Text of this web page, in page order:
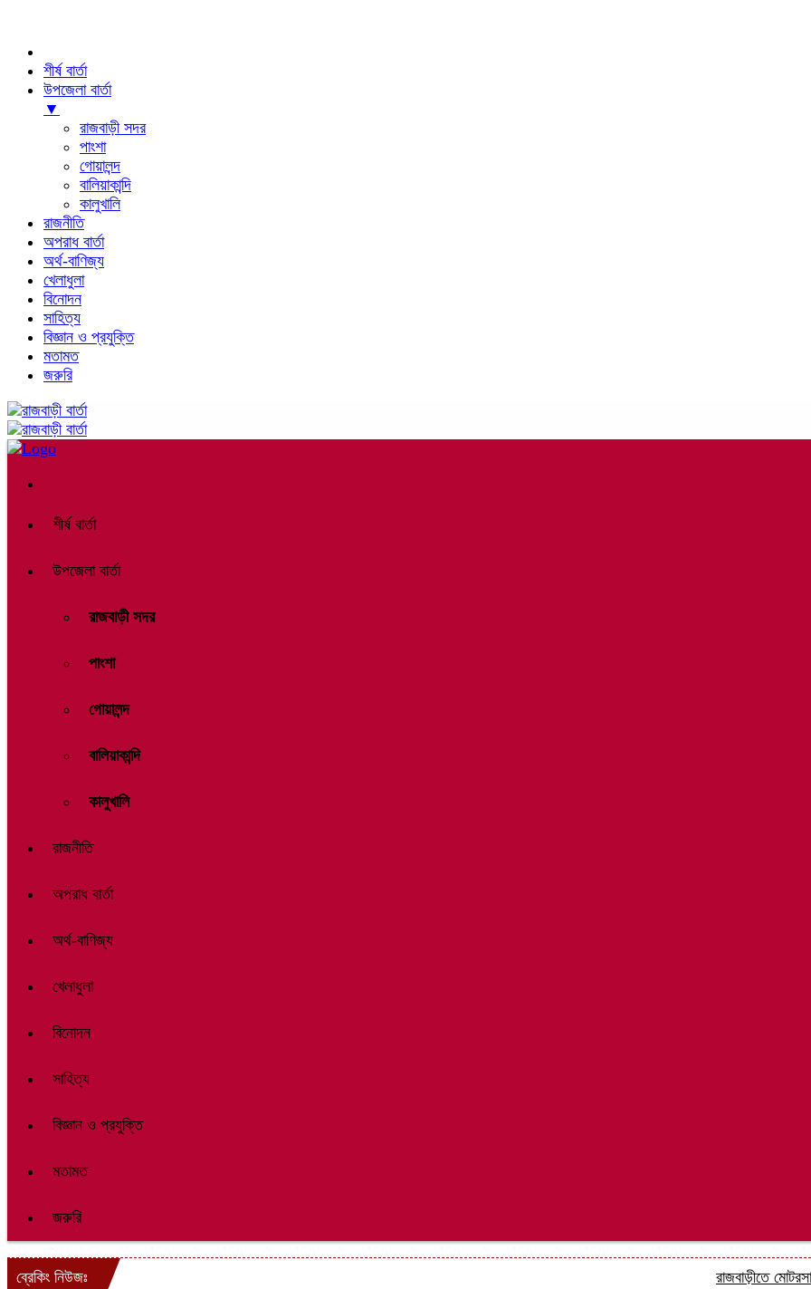
শীর্ষ বার্তা
উপজেলা বার্তা
▼
রাজবাড়ী সদর
পাংশা
গোয়ালন্দ
বালিয়াকান্দি
কালুখালি
রাজনীতি
অপরাধ বার্তা
অর্থ-বাণিজ্য
খেলাধুলা
বিনোদন
সাহিত্য
বিজ্ঞান ও প্রযুক্তি
মতামত
জরুরি
শীর্ষ বার্তা
উপজেলা বার্তা
রাজবাড়ী সদর
পাংশা
গোয়ালন্দ
বালিয়াকান্দি
কালুখালি
রাজনীতি
অপরাধ বার্তা
অর্থ-বাণিজ্য
খেলাধুলা
বিনোদন
সাহিত্য
বিজ্ঞান ও প্রযুক্তি
মতামত
জরুরি
ব্রেকিং নিউজঃ রাজবাড়ীতে